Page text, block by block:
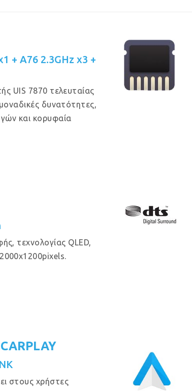
+ A76 2.3GHz x3 +
UIS 7870 τελευταίας
δυνατότητες,
και κορυφαία
τεχνολογίας QLED,
στους χρήστες